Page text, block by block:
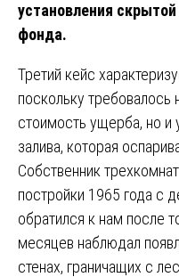
установления
фонда.
Третий кейс
поскольку требовалось
стоимость ущерба, но и
залива, которая
Собственник
постройки 1965 года с
обратился к нам после
месяцев наблюдал
стенах, граничащих с